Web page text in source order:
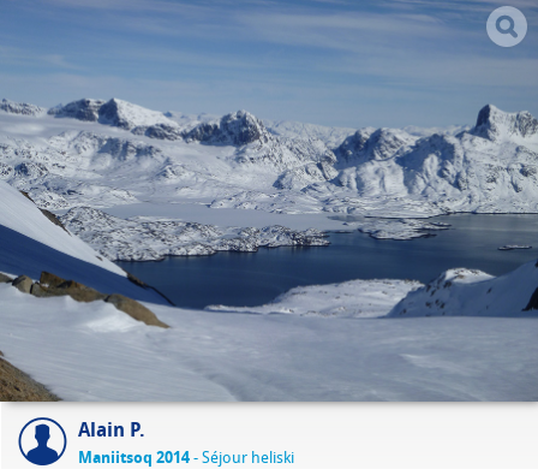
Alain P.
Maniitsoq 2014- Séjour heliski